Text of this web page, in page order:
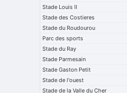
Stade Louis II
Stade des Costieres
Stade du Roudourou
Parc des sports
Stade du Ray
Stade Parmesain
Stade Gaston Petit
Stade de l'ouest
Stade de la Valle du Cher